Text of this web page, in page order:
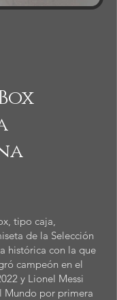
tipo caja,
de la Selección
histórica con la que
campeón en el
y Lionel Messi
Mundo por primera